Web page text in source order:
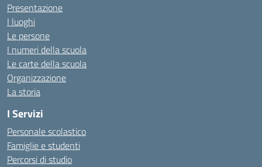
Presentazione
I luoghi
Le persone
I numeri della scuola
Le carte della scuola
Organizzazione
La storia
I Servizi
Personale scolastico
Famiglie e studenti
Percorsi di studio